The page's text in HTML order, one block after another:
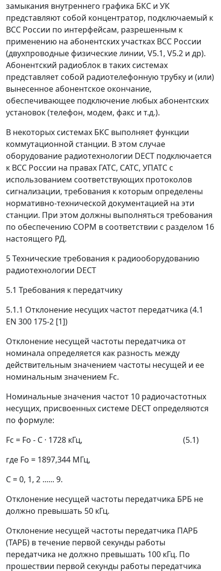
замыкания внутреннего графика БКС и УК
представляют собой концентратор, подключаемый к
ВСС России по интерфейсам, разрешенным к
применению на абонентских участках ВСС России
(двухпроводные физические линии, V5.1, V5.2 и др).
Абонентский радиоблок в таких системах
представляет собой радиотелефонную трубку и (или)
вынесенное абонентское окончание,
обеспечивающее подключение любых абонентских
установок (телефон, модем, факс и т.д.).
В некоторых системах БКС выполняет функции
коммутационной станции. В этом случае
оборудование радиотехнологии DECT подключается
к ВСС России на правах ГАТС, САТС, УПАТС с
использованием соответствующих протоколов
сигнализации, требования к которым определены
нормативно-технической документацией на эти
станции. При этом должны выполняться требования
по обеспечению СОРМ в соответствии с разделом 16
настоящего РД.
5 Технические требования к радиооборудованию
радиотехнологии DECT
5.1 Требования к передатчику
5.1.1 Отклонение несущих частот передатчика (4.1
EN 300 175-2 [1])
Отклонение несущей частоты передатчика от
номинала определяется как разность между
действительным значением частоты несущей и ее
номинальным значением Fc.
Номинальные значения частот 10 радиочастотных
несущих, присвоенных системе DECT определяются
по формуле:
Fc = Fo - C · 1728 кГц, (5.1)
где Fo = 1897,344 МГц,
С = 0, 1, 2 ...... 9.
Отклонение несущей частоты передатчика БРБ не
должно превышать 50 кГц.
Отклонение несущей частоты передатчика ПАРБ
(ТАРБ) в течение первой секунды работы
передатчика не должно превышать 100 кГц. По
прошествии первой секунды работы передатчика